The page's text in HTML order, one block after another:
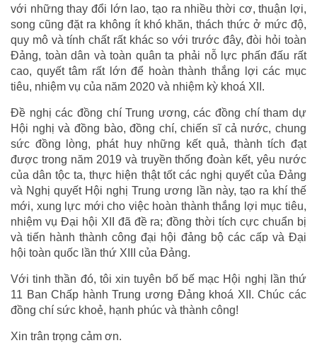
với những thay đổi lớn lao, tạo ra nhiều thời cơ, thuận lợi,
song cũng đặt ra không ít khó khăn, thách thức ở mức độ,
quy mô và tính chất rất khác so với trước đây, đòi hỏi toàn
Đảng, toàn dân và toàn quân ta phải nỗ lực phấn đấu rất
cao, quyết tâm rất lớn để hoàn thành thắng lợi các mục
tiêu, nhiệm vụ của năm 2020 và nhiệm kỳ khoá XII.
Đề nghị các đồng chí Trung ương, các đồng chí tham dự
Hội nghị và đồng bào, đồng chí, chiến sĩ cả nước, chung
sức đồng lòng, phát huy những kết quả, thành tích đạt
được trong năm 2019 và truyền thống đoàn kết, yêu nước
của dân tộc ta, thực hiện thật tốt các nghị quyết của Đảng
và Nghị quyết Hội nghị Trung ương lần này, tạo ra khí thế
mới, xung lực mới cho việc hoàn thành thắng lợi mục tiêu,
nhiệm vụ Đại hội XII đã đề ra; đồng thời tích cực chuẩn bị
và tiến hành thành công đại hội đảng bộ các cấp và Đại
hội toàn quốc lần thứ XIII của Đảng.
Với tinh thần đó, tôi xin tuyên bố bế mạc Hội nghị lần thứ
11 Ban Chấp hành Trung ương Đảng khoá XII. Chúc các
đồng chí sức khoẻ, hạnh phúc và thành công!
Xin trân trọng cảm ơn.